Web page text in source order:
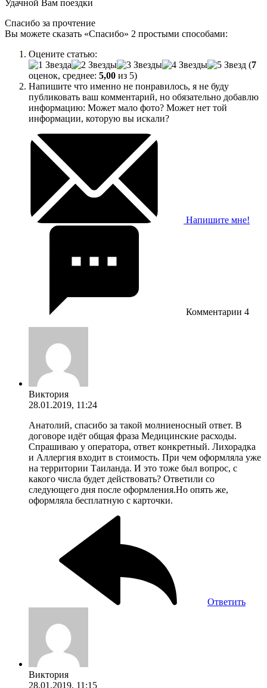
Удачной Вам поездки
Спасибо за прочтение
Вы можете сказать «Спасибо» 2 простыми способами:
Оцените статью:
(7
оценок, среднее: 5,00 из 5)
Напишите что именно не понравилось, я не буду
публиковать ваш комментарий, но обязательно добавлю
информацию: Может мало фото? Может нет той
информации, которую вы искали?
Напишите мне!
Комментарии 4
Виктория
28.01.2019, 11:24
Анатолий, спасибо за такой молниеносный ответ. В
договоре идёт общая фраза Медицинские расходы.
Спрашиваю у оператора, ответ конкретный. Лихорадка
и Аллергия входит в стоимость. При чем оформляла уже
на территории Таиланда. И это тоже был вопрос, с
какого числа будет действовать? Ответили со
следующего дня после оформления.Но опять же,
оформляла бесплатную с карточки.
Ответить
Виктория
28.01.2019, 11:15